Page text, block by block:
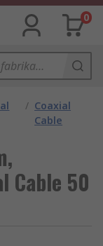
0
/ Coaxial
Cable
Cable 50